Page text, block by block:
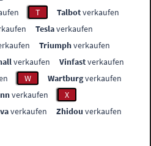
T Talbotverkaufen
Teslaverkaufen
Triumphverkaufen
verkaufen Vinfastverkaufen
W Wartburgverkaufen
verkaufen
X
verkaufen Zhidou verkaufen